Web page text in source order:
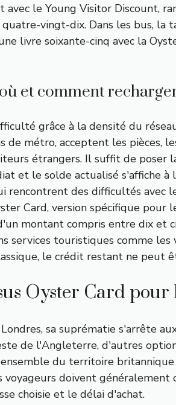
le Young Visitor Discount,
vingt-dix. Dans les bus, la
livre soixante-cinq avec la
et comment
grâce à la densité du
métro, acceptent les pièces,
étrangers. Il suffit de
et le solde actualisé s'affiche
rencontrent des difficultés
Card, version spécifique
montant compris entre dix et
services touristiques comme
le crédit restant ne peut
Oyster Card
sa suprématie s'arrête
de l'Angleterre, d'autres
du territoire
voyageurs doivent
choisie et le délai d'achat.